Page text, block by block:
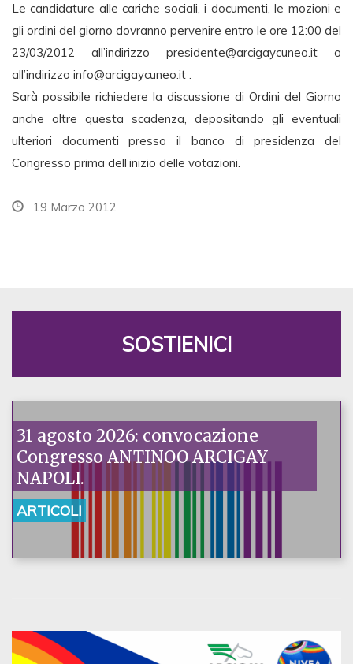
Le candidature alle cariche sociali, i documenti, le mozioni e
gli ordini del giorno dovranno pervenire entro le ore 12:00 del
23/03/2012 all’indirizzo presidente@arcigaycuneo.it o
all’indirizzo info@arcigaycuneo.it .
Sarà possibile richiedere la discussione di Ordini del Giorno
anche oltre questa scadenza, depositando gli eventuali
ulteriori documenti presso il banco di presidenza del
Congresso prima dell’inizio delle votazioni.
19 Marzo 2012
SOSTIENICI
31 agosto 2026: convocazione
Congresso ANTINOO ARCIGAY
NAPOLI.
ARTICOLI